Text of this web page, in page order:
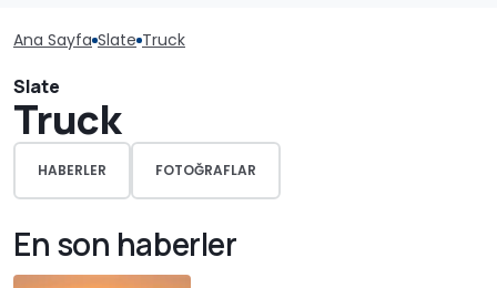
Ana Sayfa Slate Truck
Slate
Truck
HABERLER FOTOĞRAFLAR
En son haberler